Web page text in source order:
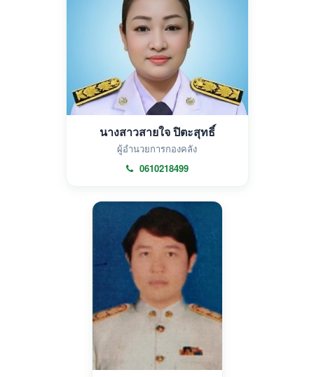
นางสาวสายใจ ปิตะสุทธิ์
ผู้อำนวยการกองคลัง
0610218499